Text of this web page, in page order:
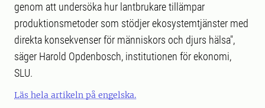
genom att undersöka hur lantbrukare tillämpar
produktionsmetoder som stödjer ekosystemtjänster med
direkta konsekvenser för människors och djurs hälsa",
säger Harold Opdenbosch, institutionen för ekonomi,
SLU.
Läs hela artikeln på engelska.